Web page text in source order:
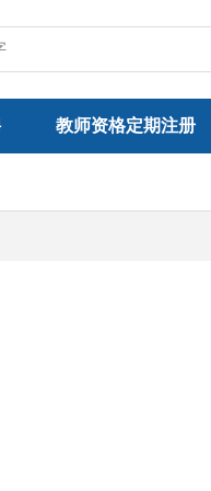
教师资格定期注册